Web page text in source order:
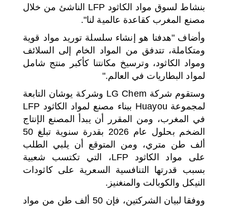
بنشاط لسوق مواد الكاثود LFP الناشئ من خلال
مصنع المغرب كقاعدة عالمية لنا".
وأضاف "هدفنا هو إنشاء سلسلة توريد مواد قوية
ومتكاملة، تتدفق من المواد الخام إلى السلائف
ومواد الكاثود، وترسيخ مكانتنا كأكبر منتج شامل
لمواد البطاريات في العالم."
وستقوم شركة LG Chem وشركة يوشان التابعة
لمجموعة Huayou ببناء مصنع لمواد الكاثود LFP
في المغرب، ومن المقرر أن يبدأ المصنع الإنتاج
الضخم بحلول عام 2026 بقدرة سنوية تبلغ 50
ألف طن متري، ومن المتوقع أن يلبي الطلب
على مواد الكاثود LFP، التي تكتسب شعبية
بسبب قدرتها التنافسية السعرية على كاثودات
النيكل والكوبالت والمنغنيز.
ووفقا لبيان الشركتين، فإن 50 ألف طن من مواد